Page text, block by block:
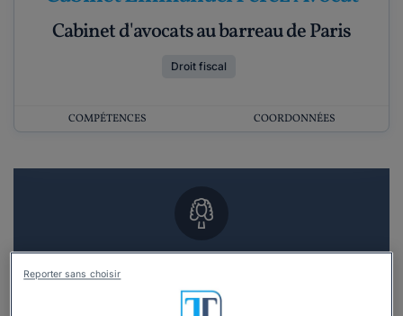
Cabinet d'avocats au barreau de Paris
Droit fiscal
COMPÉTENCES COORDONNÉES
Reporter sans choisir